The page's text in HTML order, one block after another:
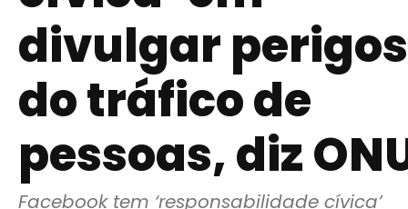
divulgar perigos
do tráfico de
pessoas, diz
Facebook tem ‘responsabilidade cívica’